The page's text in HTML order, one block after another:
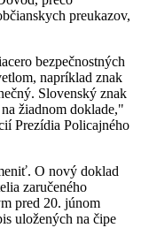
preukazov,
bezpečnostných
napríklad znak
Slovenský znak
žiadnom doklade,"
Prezídia Policajného
O nový doklad
zaručeného
pred 20. júnom
uložených na čipe